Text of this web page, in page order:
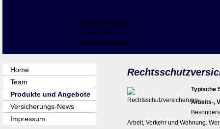
Wir helfen Ihnen gerne
08141 / 1462
office@s-christner.de
Home
Team
Produkte und Angebote
Versicherungs-News
Impressum
Typische
Arbeits-,
Arbeit, Verkehr und Wohnung.